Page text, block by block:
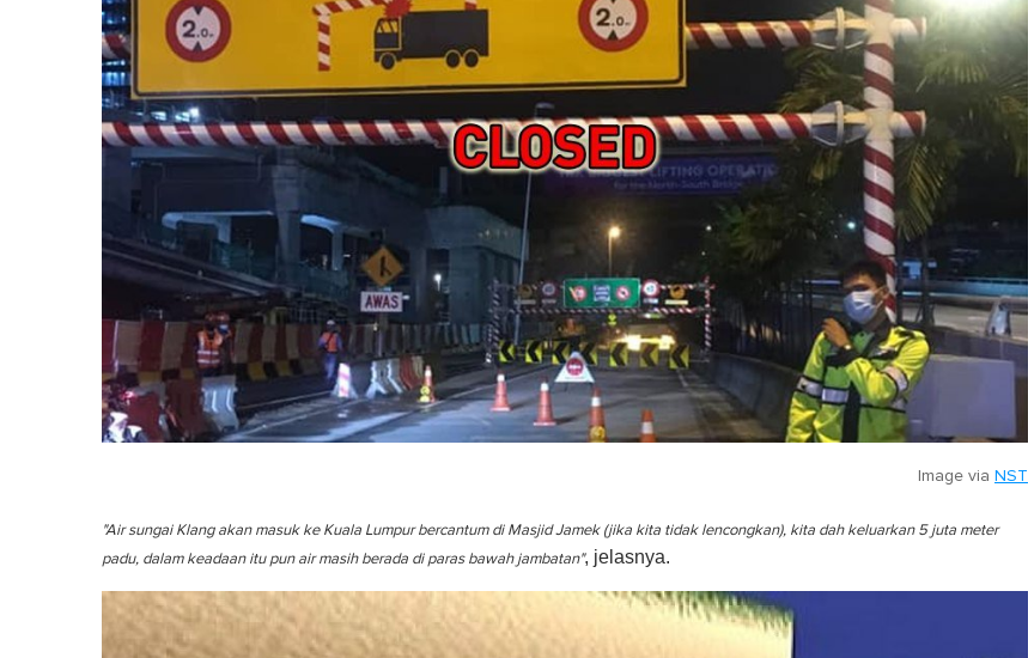
Image via NST
"Air sungai Klang akan masuk ke Kuala Lumpur bercantum di Masjid Jamek (jika kita tidak lencongkan), kita dah keluarkan 5 juta meter
padu, dalam keadaan itu pun air masih berada di paras bawah jambatan", jelasnya.